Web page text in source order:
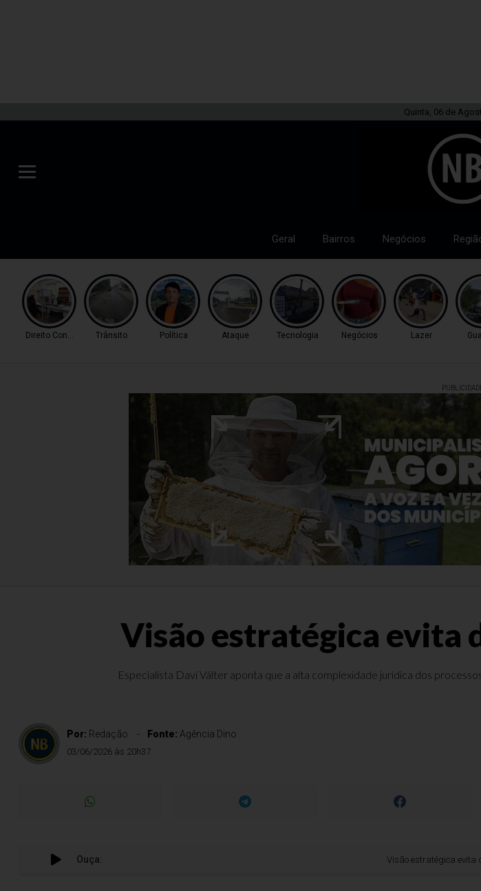
Quinta, 06 de
Geral Bairros Negócios
Direito ConsumidorTrânsito Política Ataque Tecnologia Negócios Lazer
Visão estratégica evita
Especialista Davi Válter aponta que a alta complexidade jurídica dos
Por: Redação Fonte: Agência Dino
03/06/2026 às 20h37
Ouça: Visão estratégica evita